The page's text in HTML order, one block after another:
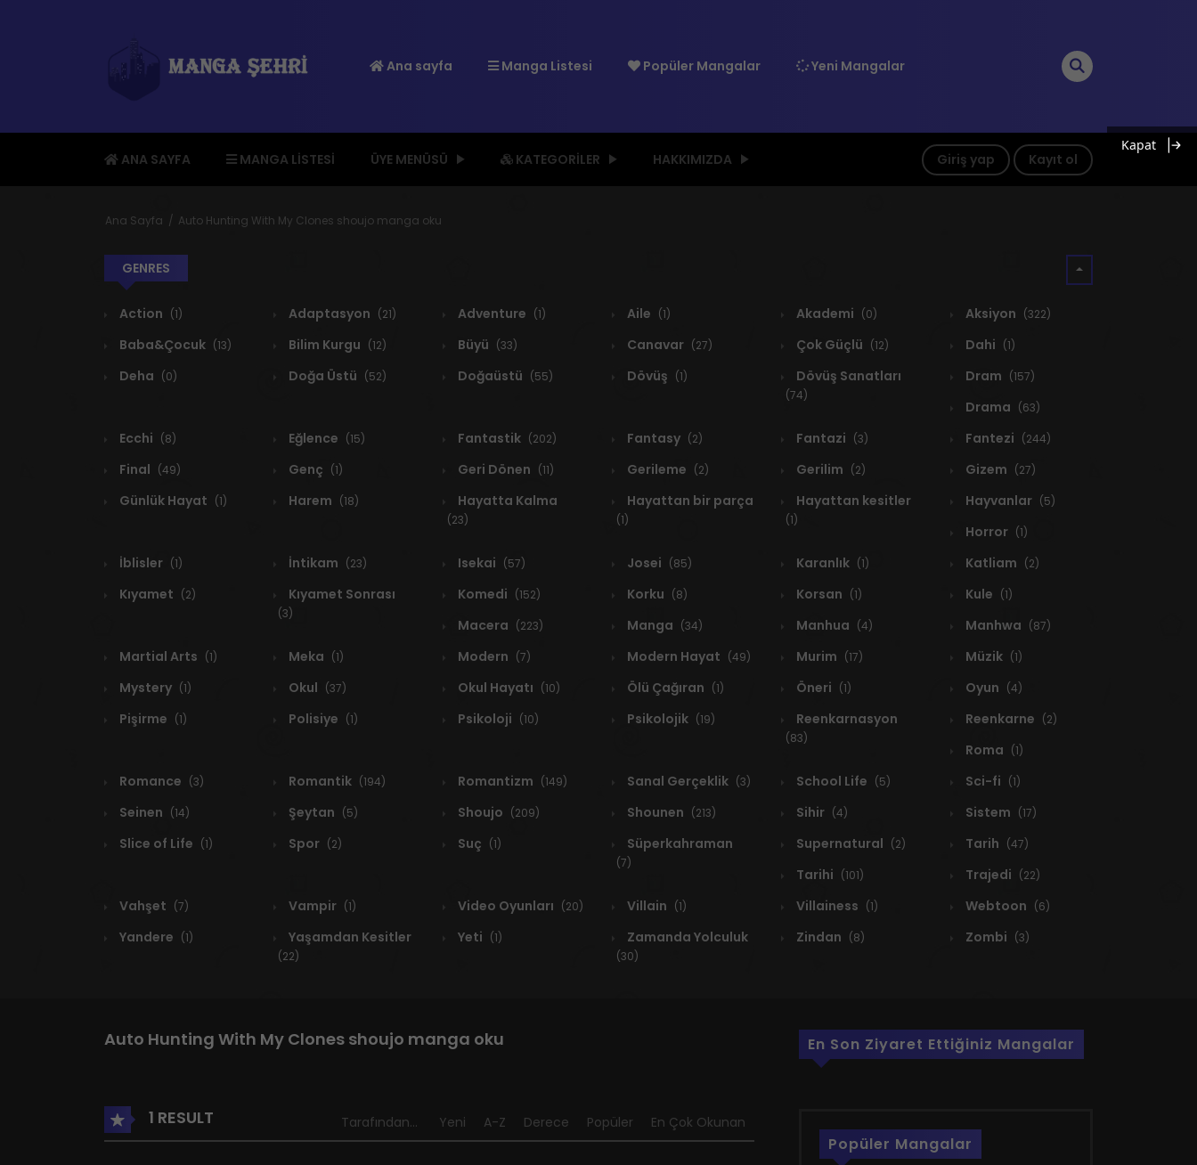
Ana sayfa Manga Listesi Popüler Mangalar Yeni Mangalar
ANA SAYFA MANGA LISTESI ÜYE MENÜSÜ KATEGORILER HAKKIMIZDA Giriş yap Kayıt ol
Ana Sayfa Auto Hunting With My Clones shoujo manga oku
GENRES
Action (1) Adaptasyon (21) Adventure (1) Aile (1) Akademi (0) Aksiyon (322)
Baba&Çocuk (13) Bilim Kurgu (12) Büyü (33) Canavar (27) Çok Güçlü (12) Dahi (1)
Deha (0) Doğa Üstü (52) Doğaüstü (55) Dövüş (1) Dövüş Sanatları
(74)
Dram (157)
Drama (63)
Ecchi (8) Eğlence (15) Fantastik (202) Fantasy (2) Fantazi (3) Fantezi (244)
Final (49) Genç (1) Geri Dönen (11) Gerileme (2) Gerilim (2) Gizem (27)
Günlük Hayat (1) Harem (18) Hayatta Kalma
(23)
Hayattan bir parça
(1)
Hayattan kesitler
(1)
Hayvanlar (5)
Horror (1)
İblisler (1) İntikam (23) Isekai (57) Josei (85) Karanlık (1) Katliam (2)
Kıyamet (2) Kıyamet Sonrası
(3)
Komedi (152) Korku (8) Korsan (1) Kule (1)
Macera (223) Manga (34) Manhua (4) Manhwa (87)
Martial Arts (1) Meka (1) Modern (7) Modern Hayat (49) Murim (17) Müzik (1)
Mystery (1) Okul (37) Okul Hayatı (10) Ölü Çağıran (1) Öneri (1) Oyun (4)
Pişirme (1) Polisiye (1) Psikoloji (10) Psikolojik (19) Reenkarnasyon
(83)
Reenkarne (2)
Roma (1)
Romance (3) Romantik (194) Romantizm (149) Sanal Gerçeklik (3) School Life (5) Sci-fi (1)
Seinen (14) Şeytan (5) Shoujo (209) Shounen (213) Sihir (4) Sistem (17)
Slice of Life (1) Spor (2) Suç (1) Süperkahraman
(7)
Supernatural (2) Tarih (47)
Tarihi (101) Trajedi (22)
Vahşet (7) Vampir (1) Video Oyunları (20) Villain (1) Villainess (1) Webtoon (6)
Yandere (1) Yaşamdan Kesitler
(22)
Yeti (1) Zamanda Yolculuk
(30)
Zindan (8) Zombi (3)
Auto Hunting With My Clones shoujo manga oku
1 RESULT Tarafından... Yeni A-Z Derece Popüler En Çok Okunan
En Son Ziyaret Ettiğiniz Mangalar
Popüler Mangalar
Kapat